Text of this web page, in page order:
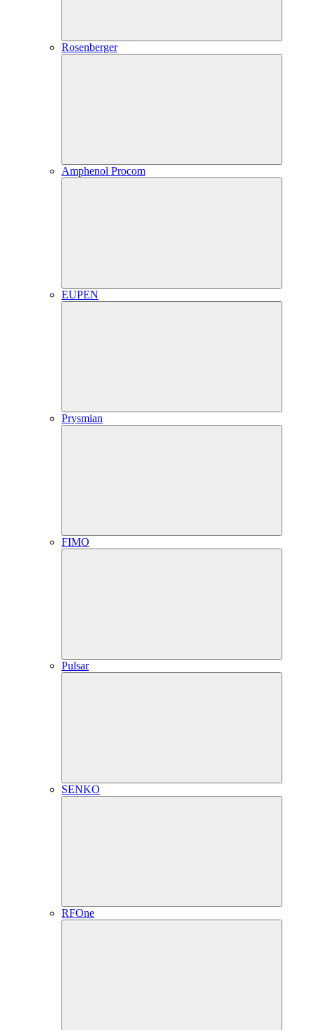
Rosenberger
Amphenol Procom
EUPEN
Prysmian
FIMO
Pulsar
SENKO
RFOne